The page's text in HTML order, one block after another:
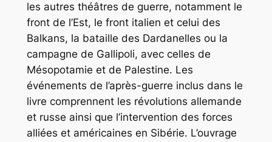
les autres théâtres de guerre, notamment le
front de l’Est, le front italien et celui des
Balkans, la bataille des Dardanelles ou la
campagne de Gallipoli, avec celles de
Mésopotamie et de Palestine. Les
événements de l’après-guerre inclus dans le
livre comprennent les révolutions allemande
et russe ainsi que l’intervention des forces
alliées et américaines en Sibérie. L’ouvrage